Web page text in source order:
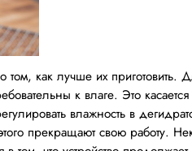
как лучше их приготовить.
к влаге. Это
влажность в
прекращают свою работу.